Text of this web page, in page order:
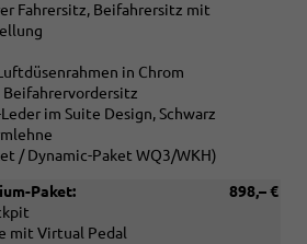
Fahrersitz, Beifahrersitz mit
in Chrom
Beifahrervordersitz
im Suite Design, Schwarz
/ Dynamic-Paket WQ3/WKH)
898,– €
Paket:
mit Virtual Pedal